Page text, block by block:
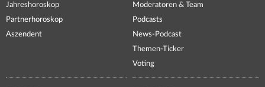
Jahreshoroskop
Partnerhoroskop
Aszendent
Moderatoren & Team
Podcasts
News-Podcast
Themen-Ticker
Voting